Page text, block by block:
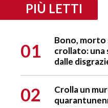
PIÙ LETTI
01
Bono, morto
crollato: una
dalle
02
Crolla un